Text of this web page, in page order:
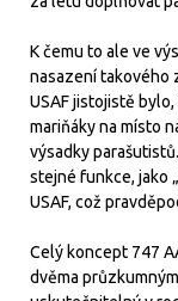
K čemu to ale ve
nasazení takového
USAF jistojistě
mariňáky na místo
výsadky
stejné funkce, jako
USAF, což
Celý koncept 747
dvěma